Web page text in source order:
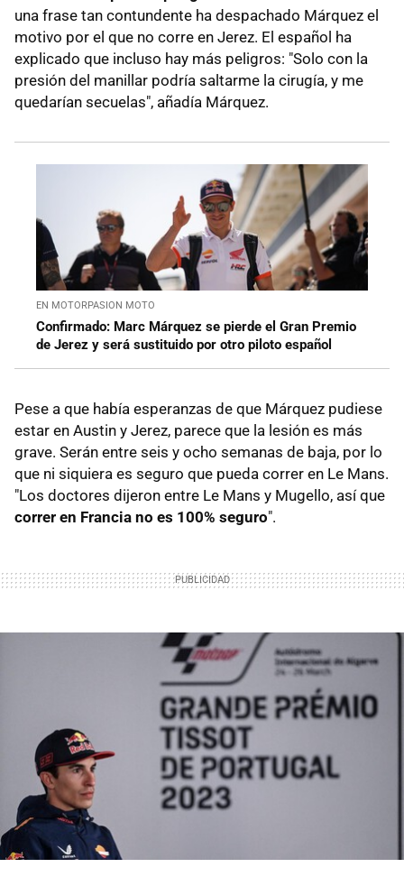
una frase tan contundente ha despachado Márquez el
motivo por el que no corre en Jerez. El español ha
explicado que incluso hay más peligros: "Solo con la
presión del manillar podría saltarme la cirugía, y me
quedarían secuelas", añadía Márquez.
EN MOTORPASION MOTO
Confirmado: Marc Márquez se pierde el Gran Premio
de Jerez y será sustituido por otro piloto español
Pese a que había esperanzas de que Márquez pudiese
estar en Austin y Jerez, parece que la lesión es más
grave. Serán entre seis y ocho semanas de baja, por lo
que ni siquiera es seguro que pueda correr en Le Mans.
"Los doctores dijeron entre Le Mans y Mugello, así que
correr en Francia no es 100% seguro".